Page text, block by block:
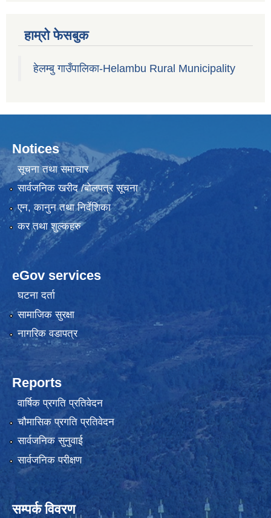
हाम्रो फेसबुक
हेलम्बु गाउँपालिका-Helambu Rural Municipality
Notices
सूचना तथा समाचार
सार्वजनिक खरीद /बोलपत्र सूचना
एन, कानुन तथा निर्देशिका
कर तथा शुल्कहरु
eGov services
घटना दर्ता
सामाजिक सुरक्षा
नागरिक वडापत्र
Reports
वार्षिक प्रगति प्रतिवेदन
चौमासिक प्रगति प्रतिवेदन
सार्वजनिक सुनुवाई
सार्वजनिक परीक्षण
सम्पर्क विवरण